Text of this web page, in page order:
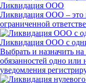
Ликвидация ООО
Ликвидация ООО – это
ограниченной
Ликвидация ООО с
Выбрать и назначить
обязанностей одно или
уведомления